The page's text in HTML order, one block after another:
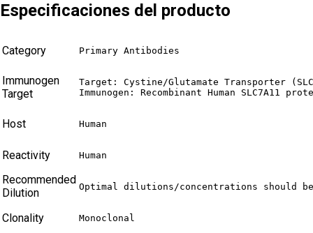
Especificaciones del producto
Category Primary Antibodies
Immunogen
Target
Target: Cystine/Glutamate Transporter
Immunogen: Recombinant Human SLC7A11
Host Human
Reactivity Human
Recommended
Dilution
Optimal dilutions/concentrations should
Clonality Monoclonal